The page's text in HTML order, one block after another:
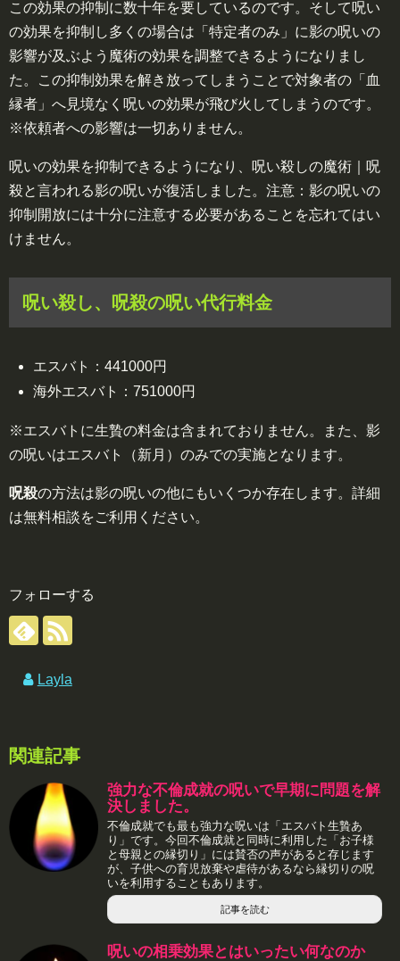
この効果の抑制に数十年を要しているのです。そして呪い
の効果を抑制し多くの場合は「特定者のみ」に影の呪いの
影響が及ぶよう魔術の効果を調整できるようになりまし
た。この抑制効果を解き放ってしまうことで対象者の「血
縁者」へ見境なく呪いの効果が飛び火してしまうのです。
※依頼者への影響は一切ありません。
呪いの効果を抑制できるようになり、呪い殺しの魔術｜呪
殺と言われる影の呪いが復活しました。注意：影の呪いの
抑制開放には十分に注意する必要があることを忘れてはい
けません。
呪い殺し、呪殺の呪い代行料金
エスバト：441000円
海外エスバト：751000円
※エスバトに生贄の料金は含まれておりません。また、影
の呪いはエスバト（新月）のみでの実施となります。
呪殺の方法は影の呪いの他にもいくつか存在します。詳細
は無料相談をご利用ください。
フォローする
Layla
関連記事
強力な不倫成就の呪いで早期に問題を解
決しました。
不倫成就でも最も強力な呪いは「エスバト生贄あ
り」です。今回不倫成就と同時に利用した「お子様
と母親との縁切り」には賛否の声があると存じます
が、子供への育児放棄や虐待があるなら縁切りの呪
いを利用することもあります。
記事を読む
呪いの相乗効果とはいったい何なのか